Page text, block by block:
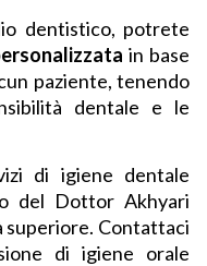
dentistico, potrete
in base
paziente, tenendo
dentale e le
di igiene dentale
del Dottor Akhyari
Contattaci
di igiene orale